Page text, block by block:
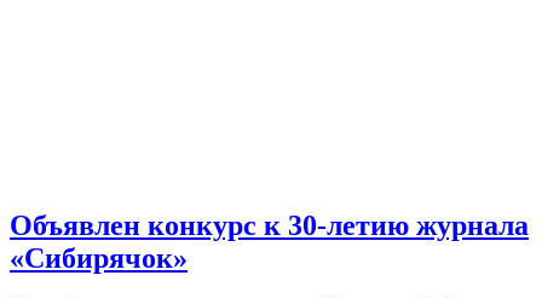
Объявлен конкурс к 30-летию журнала
«Сибирячок»